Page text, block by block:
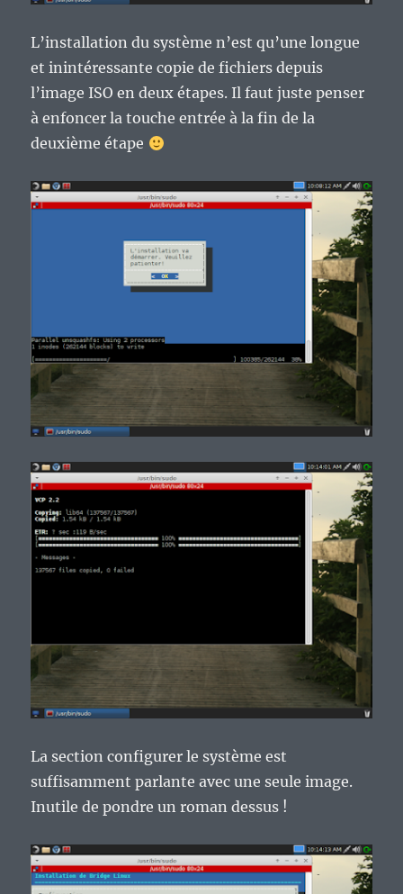
L’installation du système n’est qu’une longue
et inintéressante copie de fichiers depuis
l’image ISO en deux étapes. Il faut juste penser
à enfoncer la touche entrée à la fin de la
deuxième étape
La section configurer le système est
suffisamment parlante avec une seule image.
Inutile de pondre un roman dessus !